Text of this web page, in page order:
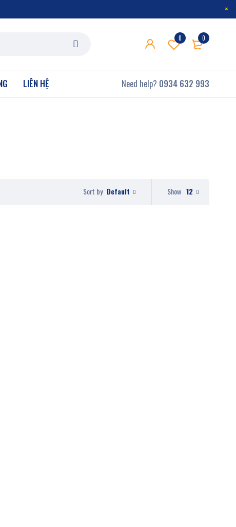
0
0
LIÊN HỆ Need help? 0934 632 993
Sort by Default Show 12